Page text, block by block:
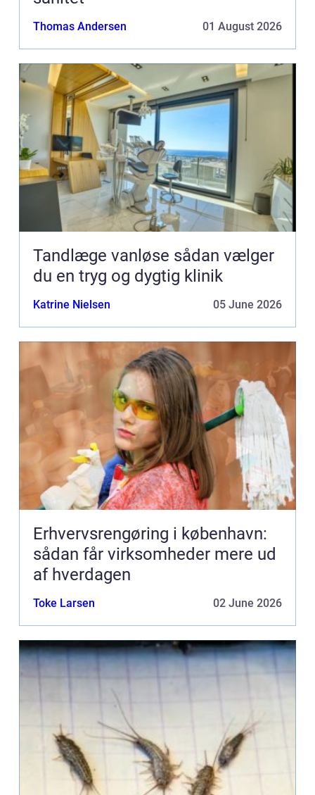
Thomas Andersen 01 August 2026
Tandlæge vanløse sådan vælger
du en tryg og dygtig klinik
Katrine Nielsen 05 June 2026
Erhvervsrengøring i københavn:
sådan får virksomheder mere ud
af hverdagen
Toke Larsen 02 June 2026